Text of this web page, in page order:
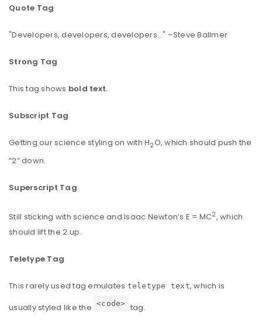
Quote Tag
Developers, developers, developers… –Steve Ballmer
Strong Tag
This tag shows bold text.
Subscript Tag
Getting our science styling on with H2O, which should push the
“2” down.
Superscript Tag
Still sticking with science and Isaac Newton’s E = MC2, which
should lift the 2 up.
Teletype Tag
This rarely used tag emulates teletype text, which is
usually styled like the <code> tag.